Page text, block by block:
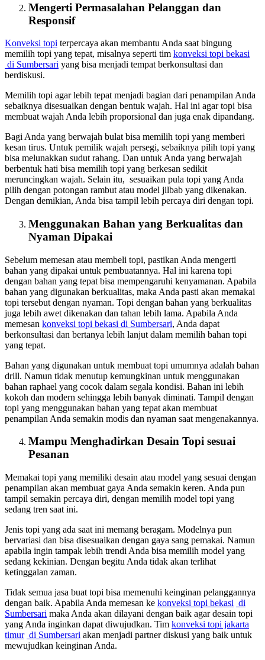
Mengerti Permasalahan Pelanggan dan
Responsif
Konveksi topi terpercaya akan membantu Anda saat bingung
memilih topi yang tepat, misalnya seperti tim konveksi topi bekasi
di Sumbersari yang bisa menjadi tempat berkonsultasi dan
berdiskusi.
Memilih topi agar lebih tepat menjadi bagian dari penampilan Anda
sebaiknya disesuaikan dengan bentuk wajah. Hal ini agar topi bisa
membuat wajah Anda lebih proporsional dan juga enak dipandang.
Bagi Anda yang berwajah bulat bisa memilih topi yang memberi
kesan tirus. Untuk pemilik wajah persegi, sebaiknya pilih topi yang
bisa melunakkan sudut rahang. Dan untuk Anda yang berwajah
berbentuk hati bisa memilih topi yang berkesan sedikit
meruncingkan wajah. Selain itu, sesuaikan pula topi yang Anda
pilih dengan potongan rambut atau model jilbab yang dikenakan.
Dengan demikian, Anda bisa tampil lebih percaya diri dengan topi.
Menggunakan Bahan yang Berkualitas dan
Nyaman Dipakai
Sebelum memesan atau membeli topi, pastikan Anda mengerti
bahan yang dipakai untuk pembuatannya. Hal ini karena topi
dengan bahan yang tepat bisa mempengaruhi kenyamanan. Apabila
bahan yang digunakan berkualitas, maka Anda pasti akan memakai
topi tersebut dengan nyaman. Topi dengan bahan yang berkualitas
juga lebih awet dikenakan dan tahan lebih lama. Apabila Anda
memesan konveksi topi bekasi di Sumbersari, Anda dapat
berkonsultasi dan bertanya lebih lanjut dalam memilih bahan topi
yang tepat.
Bahan yang digunakan untuk membuat topi umumnya adalah bahan
drill. Namun tidak menutup kemungkinan untuk menggunakan
bahan raphael yang cocok dalam segala kondisi. Bahan ini lebih
kokoh dan modern sehingga lebih banyak diminati. Tampil dengan
topi yang menggunakan bahan yang tepat akan membuat
penampilan Anda semakin modis dan nyaman saat mengenakannya.
Mampu Menghadirkan Desain Topi sesuai
Pesanan
Memakai topi yang memiliki desain atau model yang sesuai dengan
penampilan akan membuat gaya Anda semakin keren. Anda pun
tampil semakin percaya diri, dengan memilih model topi yang
sedang tren saat ini.
Jenis topi yang ada saat ini memang beragam. Modelnya pun
bervariasi dan bisa disesuaikan dengan gaya sang pemakai. Namun
apabila ingin tampak lebih trendi Anda bisa memilih model yang
sedang kekinian. Dengan begitu Anda tidak akan terlihat
ketinggalan zaman.
Tidak semua jasa buat topi bisa memenuhi keinginan pelanggannya
dengan baik. Apabila Anda memesan ke konveksi topi bekasi di
Sumbersari maka Anda akan dilayani dengan baik agar desain topi
yang Anda inginkan dapat diwujudkan. Tim konveksi topi jakarta
timur di Sumbersari akan menjadi partner diskusi yang baik untuk
mewujudkan keinginan Anda.